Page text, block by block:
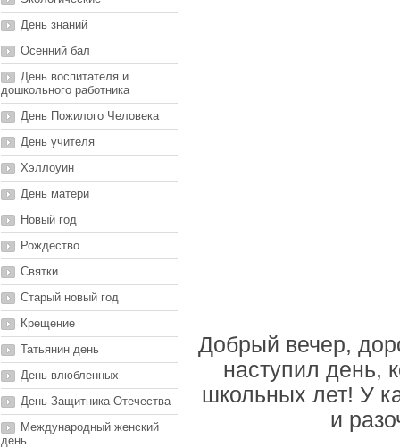
День знаний
Осенний бал
День воспитателя и
дошкольного работника
День Пожилого Человека
День учителя
Хэллоуин
День матери
Новый год
Рождество
Святки
Старый новый год
Крещение
Татьянин день
День влюбленных
День Защитника Отечества
Международный женский
день
Добрый вечер,
наступил день,
школьных лет! У
и